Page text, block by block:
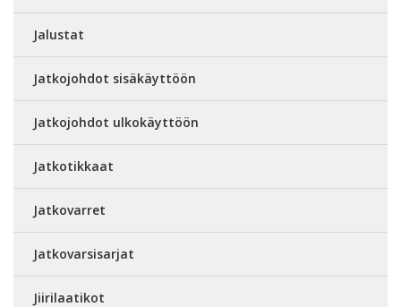
Jalustat
Jatkojohdot sisäkäyttöön
Jatkojohdot ulkokäyttöön
Jatkotikkaat
Jatkovarret
Jatkovarsisarjat
Jiirilaatikot